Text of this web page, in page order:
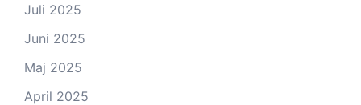
Juli 2025
Juni 2025
Maj 2025
April 2025